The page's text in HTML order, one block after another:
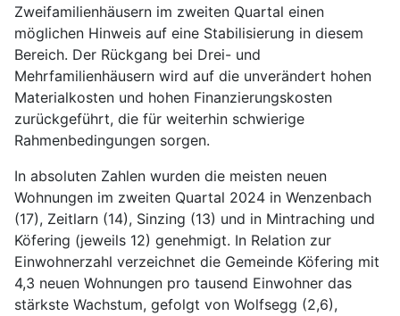
Zweifamilienhäusern im zweiten Quartal einen
möglichen Hinweis auf eine Stabilisierung in diesem
Bereich. Der Rückgang bei Drei- und
Mehrfamilienhäusern wird auf die unverändert hohen
Materialkosten und hohen Finanzierungskosten
zurückgeführt, die für weiterhin schwierige
Rahmenbedingungen sorgen.
In absoluten Zahlen wurden die meisten neuen
Wohnungen im zweiten Quartal 2024 in Wenzenbach
(17), Zeitlarn (14), Sinzing (13) und in Mintraching und
Köfering (jeweils 12) genehmigt. In Relation zur
Einwohnerzahl verzeichnet die Gemeinde Köfering mit
4,3 neuen Wohnungen pro tausend Einwohner das
stärkste Wachstum, gefolgt von Wolfsegg (2,6),